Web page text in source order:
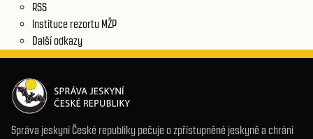
RSS
Instituce rezortu MŽP
Další odkazy
Správa jeskyní České republiky pečuje o zpřístupněné jeskyně a chrání